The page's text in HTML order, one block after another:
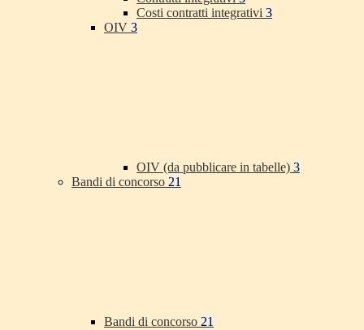
Costi contratti integrativi 3
OIV 3
OIV (da pubblicare in tabelle) 3
Bandi di concorso 21
Bandi di concorso 21